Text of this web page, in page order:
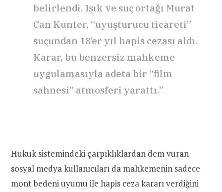
belirlendi. Işık ve suç ortağı Murat
Can Kunter, “uyuşturucu ticareti”
suçundan 18’er yıl hapis cezası aldı.
Karar, bu benzersiz mahkeme
uygulamasıyla adeta bir “film
sahnesi” atmosferi yarattı.”
Hukuk sistemindeki çarpıklıklardan dem vuran
sosyal medya kullanıcıları da mahkemenin sadece
mont bedeni uyumu ile hapis ceza kararı verdiğini